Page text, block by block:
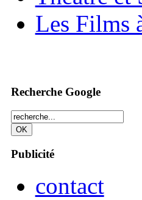
Les Films
Recherche Google
Publicité
contact